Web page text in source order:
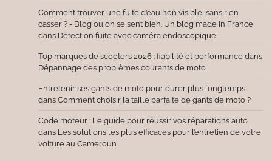
Comment trouver une fuite d’eau non visible, sans rien
casser ? - Blog ou on se sent bien. Un blog made in France
dans Détection fuite avec caméra endoscopique
Top marques de scooters 2026 : fiabilité et performance dans
Dépannage des problèmes courants de moto
Entretenir ses gants de moto pour durer plus longtemps
dans Comment choisir la taille parfaite de gants de moto ?
Code moteur : Le guide pour réussir vos réparations auto
dans Les solutions les plus efficaces pour l’entretien de votre
voiture au Cameroun